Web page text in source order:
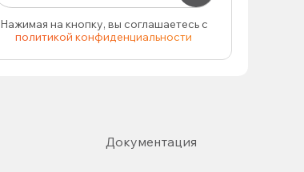
Нажимая на кнопку, вы соглашаетесь с
политикой конфиденциальности
Документация